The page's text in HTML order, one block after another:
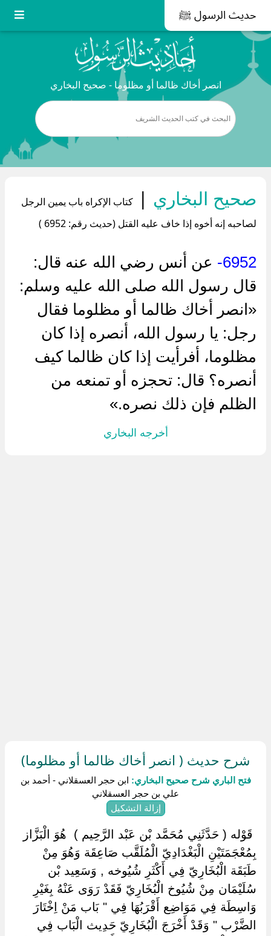
حديث الرسول ﷺ
انصر أخاك ظالما أو مظلوما - صحيح البخاري
صحيح البخاري |
كتاب الإكراه باب يمين الرجل
لصاحبه إنه أخوه إذا خاف عليه القتل (حديث رقم: 6952 )
6952-
عن ‌أنس رضي الله عنه قال:
قال رسول الله صلى الله عليه وسلم:
«انصر أخاك ظالما أو مظلوما فقال
رجل: يا رسول الله، أنصره إذا كان
مظلوما، أفرأيت إذا كان ظالما كيف
أنصره؟ قال: تحجزه أو تمنعه من
الظلم فإن ذلك نصره.»
أخرجه البخاري
شرح حديث ( انصر أخاك ظالما أو مظلوما)
فتح الباري شرح صحيح البخاري: ابن حجر العسقلاني - أحمد بن
علي بن حجر العسقلاني
إزالة التشكيل
‏ ‏قَوْله ( حَدَّثَنِي مُحَمَّد بْن عَبْد الرَّحِيم ) ‏ ‏هُوَ الْبَزَّاز
بِمُعْجَمَتَيْنِ الْبَغْدَادِيّ الْمُلَقَّب صَاعِقَة وَهُوَ مِنْ
طَبَقَة الْبُخَارِيّ فِي أَكْثَرِ شُيُوخه , وَسَعِيد بْن
سُلَيْمَان مِنْ شُيُوخ الْبُخَارِيّ فَقَدْ رَوَى عَنْهُ بِغَيْرِ
وَاسِطَة فِي مَوَاضِع أَقْرَبُهَا فِي " بَاب مَنْ اِخْتَارَ
الضَّرْب " وَقَدْ أَخْرَجَ الْبُخَارِيّ حَدِيث الْبَاب فِي